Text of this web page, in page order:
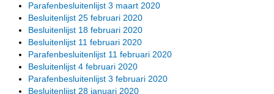
Parafenbesluitenlijst 3 maart 2020
Besluitenlijst 25 februari 2020
Besluitenlijst 18 februari 2020
Besluitenlijst 11 februari 2020
Parafenbesluitenlijst 11 februari 2020
Besluitenlijst 4 februari 2020
Parafenbesluitenlijst 3 februari 2020
Besluitenlijst 28 januari 2020